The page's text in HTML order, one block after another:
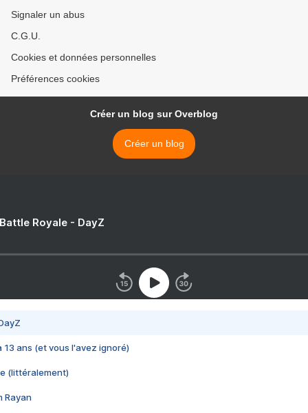
Signaler un abus
C.G.U.
Cookies et données personnelles
Préférences cookies
Créer un blog sur Overblog
Créer un blog
Royale - DayZ
13 ans (et vous l'avez ignoré)
(littéralement)
Rayan